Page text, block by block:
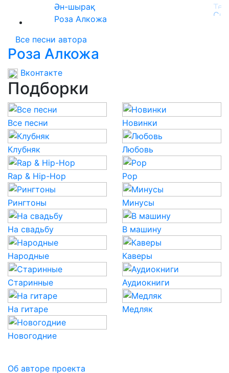
Ән-шырақ
Роза Алкожа
Все песни автора
Роза Алкожа
Вконтакте
Подборки
Все песни Новинки
Клубняк Любовь
Rap & Hip-Hop Pop
Рингтоны Минусы
На свадьбу В машину
Народные Каверы
Старинные Аудиокниги
На гитаре Медляк
Новогодние
Об авторе проекта